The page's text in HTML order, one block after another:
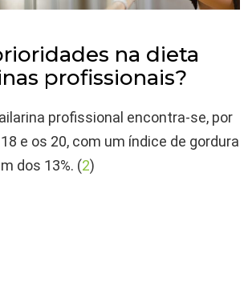
na dieta
profissionais?
profissional encontra-se, por
e os 20, com um índice de gordura
dos 13%. (2)